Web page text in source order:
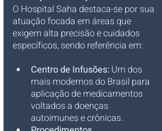
O Hospital Saha destaca-se por sua
atuação focada em áreas que
exigem alta precisão e cuidados
específicos, sendo referência em:
Centro de Infusões: Um dos
mais modernos do Brasil para
aplicação de medicamentos
voltados a doenças
autoimunes e crônicas.